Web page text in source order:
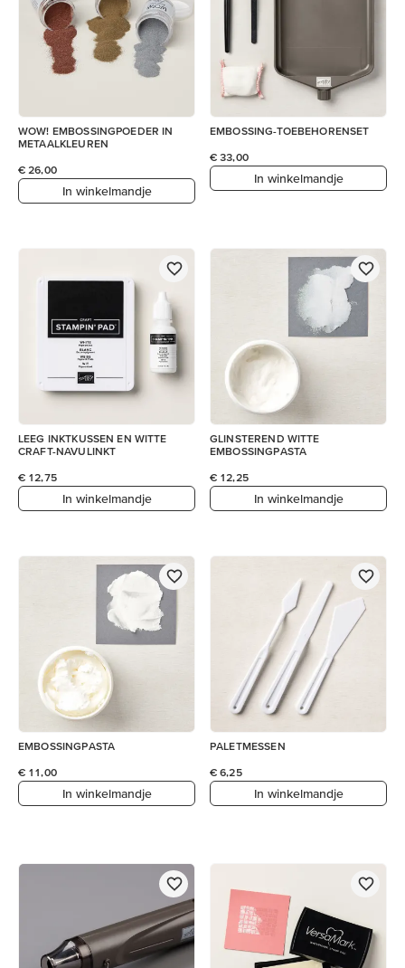
WOW! EMBOSSINGPOEDER IN
METAALKLEUREN
€ 26,00
In winkelmandje
EMBOSSING-TOEBEHORENSET
€ 33,00
In winkelmandje
LEEG INKTKUSSEN EN WITTE
CRAFT-NAVULINKT
€ 12,75
In winkelmandje
GLINSTEREND WITTE
EMBOSSINGPASTA
€ 12,25
In winkelmandje
EMBOSSINGPASTA
€ 11,00
In winkelmandje
PALETMESSEN
€ 6,25
In winkelmandje